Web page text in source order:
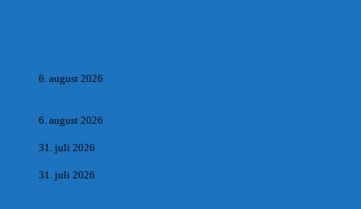
6. august 2026
6. august 2026
31. juli 2026
31. juli 2026